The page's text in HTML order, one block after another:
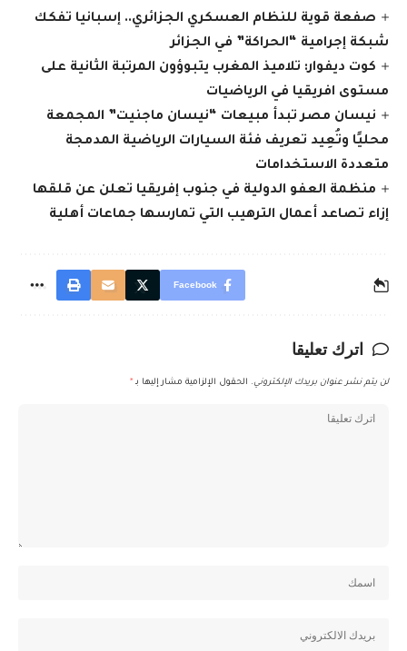
صفعة قوية للنظام العسكري الجزائري.. إسبانيا تفكك
شبكة إجرامية “الحراكة” في الجزائر
كوت ديفوار: تلاميذ المغرب يتبوؤون المرتبة الثانية على
مستوى افريقيا في الرياضيات
نيسان مصر تبدأ مبيعات “نيسان ماجنيت” المجمعة
محليًا وتُعِيد تعريف فئة السيارات الرياضية المدمجة
متعددة الاستخدامات
منظمة العفو الدولية في جنوب إفريقيا تعلن عن قلقها
إزاء تصاعد أعمال الترهيب التي تمارسها جماعات أهلية
Facebook
اترك تعليقا
لن يتم نشر عنوان بريدك الإلكتروني. الحقول الإلزامية مشار إليها بـ *